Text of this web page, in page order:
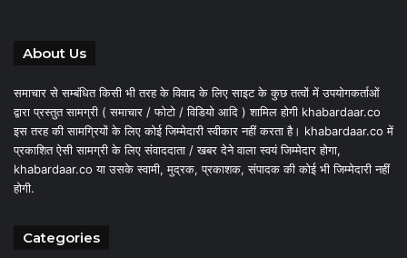
About Us
समाचार से सम्बंधित किसी भी तरह के विवाद के लिए साइट के कुछ तत्वों में उपयोगकर्ताओं
द्वारा प्रस्तुत सामग्री ( समाचार / फोटो / विडियो आदि ) शामिल होगी khabardaar.co
इस तरह की सामग्रियों के लिए कोई जिम्मेदारी स्वीकार नहीं करता है। khabardaar.co में
प्रकाशित ऐसी सामग्री के लिए संवाददाता / खबर देने वाला स्वयं जिम्मेदार होगा,
khabardaar.co या उसके स्वामी, मुद्रक, प्रकाशक, संपादक की कोई भी जिम्मेदारी नहीं
होगी.
Categories